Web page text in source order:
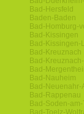
Bad-Hersfeld
Baden-Baden
Bad-Homburg-
Bad-Kissingen
Bad-Kissingen-
Bad-Kreuznach
Bad-
Bad-
Bad-Nauheim
Bad-Neuenahr-
Bad-Rappenau
Bad-Soden-
Bad-Toelz-